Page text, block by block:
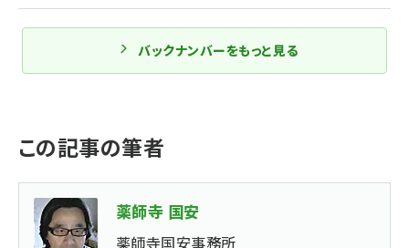
バックナンバーをもっと見る
この記事の筆者
薬師寺 国安
薬師寺国安事務所